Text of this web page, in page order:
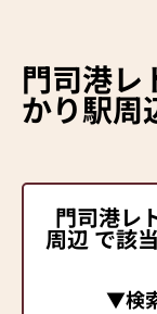
門司港レ
かり駅周
門司港レ
周辺 で該
▼検